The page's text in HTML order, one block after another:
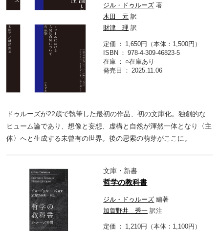
ジル・ドゥルーズ 著
木田 元 訳
財津 理 訳
定価
1,650円（本体：1,500円）
ISBN
978-4-309-46823-5
在庫
○在庫あり
発売日
2025.11.06
ドゥルーズが22歳で執筆した最初の作品、初の文庫化。独創的な
ヒューム論であり、想像と妄想、虚構と自然が渾然一体となり〈主
体〉へと生成する未曾有の世界。後の思索の萌芽がここに。
文庫・新書
哲学の教科書
ジル・ドゥルーズ 編著
加賀野井 秀一 訳注
定価
1,210円（本体：1,100円）